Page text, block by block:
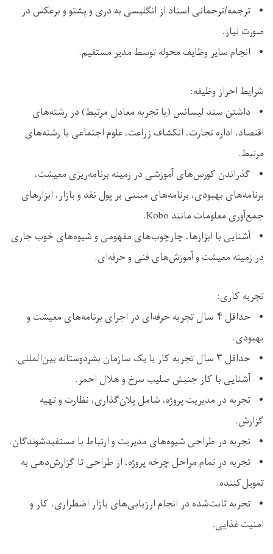
• ترجمه/ترجمانی اسناد از انگلیسی به دری و پشتو و برعکس در
صورت نیاز.
• انجام سایر وظایف محوله توسط مدیر مستقیم.
شرایط احراز وظیفه:
• داشتن سند لیسانس (یا تجربه معادل مرتبط) در رشته‌های
اقتصاد، اداره تجارت، انکشاف زراعت، علوم اجتماعی یا رشته‌های
مرتبط.
• گذراندن کورس‌های آموزشی در زمینه برنامه‌ریزی معیشت،
برنامه‌های بهبودی، برنامه‌های مبتنی بر پول نقد و بازار، ابزارهای
جمع‌آوری معلومات مانند Kobo.
• آشنایی با ابزارها، چارچوب‌های مفهومی و شیوه‌های خوب جاری
در زمینه معیشت و آموزش‌های فنی و حرفه‌ای.
تجربه کاری:
• حداقل ۴ سال تجربه حرفه‌ای در اجرای برنامه‌های معیشت و
بهبودی.
• حداقل ۳ سال تجربه کار با یک سازمان بشردوستانه بین‌المللی.
• آشنایی با کار جنبش صلیب سرخ و هلال احمر.
• تجربه در مدیریت پروژه، شامل پلان‌گذاری، نظارت و تهیه
گزارش.
• تجربه در طراحی شیوه‌های مدیریت و ارتباط با مستفیدشوندگان.
• تجربه در تمام مراحل چرخه پروژه، از طراحی تا گزارش‌دهی به
تمویل‌کننده.
• تجربه ثابت‌شده در انجام ارزیابی‌های بازار اضطراری، کار و
امنیت غذایی.